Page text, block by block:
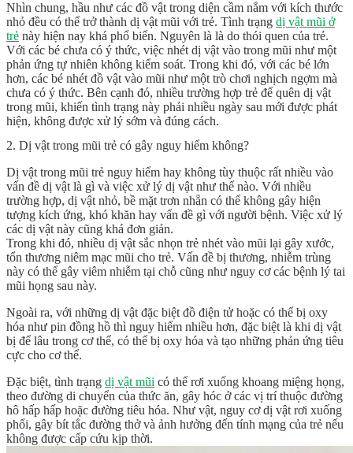
Nhìn chung, hầu như các đồ vật trong diện cầm nắm với kích thước
nhỏ đều có thể trở thành dị vật mũi với trẻ. Tình trạng dị vật mũi ở
trẻ này hiện nay khá phổ biến. Nguyên là là do thói quen của trẻ.
Với các bé chưa có ý thức, việc nhét dị vật vào trong mũi như một
phản ứng tự nhiên không kiểm soát. Trong khi đó, với các bé lớn
hơn, các bé nhét đồ vật vào mũi như một trò chơi nghịch ngợm mà
chưa có ý thức. Bên cạnh đó, nhiều trường hợp trẻ để quên dị vật
trong mũi, khiến tình trạng này phải nhiều ngày sau mới được phát
hiện, không được xử lý sớm và đúng cách.
2. Dị vật trong mũi trẻ có gây nguy hiểm không?
Dị vật trong mũi trẻ nguy hiểm hay không tùy thuộc rất nhiều vào
vấn đề dị vật là gì và việc xử lý dị vật như thế nào. Với nhiều
trường hợp, dị vật nhỏ, bề mặt trơn nhẵn có thể không gây hiện
tượng kích ứng, khó khăn hay vấn đề gì với người bệnh. Việc xử lý
các dị vật này cũng khá đơn giản.
Trong khi đó, nhiều dị vật sắc nhọn trẻ nhét vào mũi lại gây xước,
tổn thương niêm mạc mũi cho trẻ. Vấn đề bị thương, nhiễm trùng
này có thể gây viêm nhiễm tại chỗ cũng như nguy cơ các bệnh lý tai
mũi họng sau này.
Ngoài ra, với những dị vật đặc biệt đồ điện tử hoặc có thể bị oxy
hóa như pin đồng hồ thì nguy hiểm nhiều hơn, đặc biệt là khi dị vật
bị để lâu trong cơ thể, có thể bị oxy hóa và tạo những phản ứng tiêu
cực cho cơ thể.
Đặc biệt, tình trạng dị vật mũi có thể rơi xuống khoang miệng họng,
theo đường di chuyển của thức ăn, gây hóc ở các vị trí thuộc đường
hô hấp hấp hoặc đường tiêu hóa. Như vật, nguy cơ dị vật rơi xuống
phổi, gây bít tắc đường thở và ảnh hưởng đến tính mạng của trẻ nếu
không được cấp cứu kịp thời.